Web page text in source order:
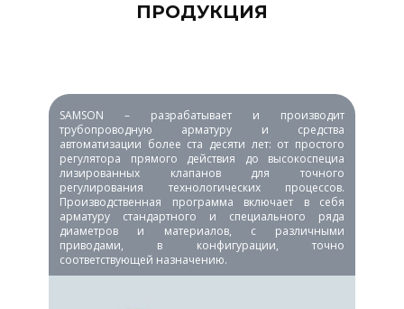
ПРОДУКЦИЯ
SAMSON – разрабатывает и производит
трубопроводную арматуру и средства
автоматизации более ста десяти лет: от простого
регулятора прямого действия до высокоспециа
лизированных клапанов для точного
регулирования технологических процессов.
Производственная программа включает в себя
арматуру стандартного и специального ряда
диаметров и материалов, с различными
приводами, в конфигурации, точно
соответствующей назначению.